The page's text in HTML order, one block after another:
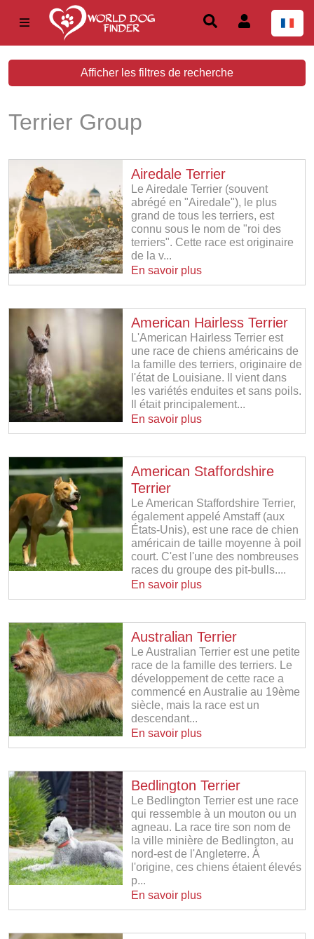
Afficher les filtres de recherche
Terrier Group
Airedale Terrier
Le Airedale Terrier (souvent
abrégé en "Airedale"), le plus
grand de tous les terriers, est
connu sous le nom de "roi des
terriers". Cette race est originaire
de la v...
En savoir plus
American Hairless Terrier
L'American Hairless Terrier est
une race de chiens américains de
la famille des terriers, originaire de
l'état de Louisiane. Il vient dans
les variétés enduites et sans poils.
Il était principalement...
En savoir plus
American Staffordshire
Terrier
Le American Staffordshire Terrier,
également appelé Amstaff (aux
États-Unis), est une race de chien
américain de taille moyenne à poil
court. C'est l'une des nombreuses
races du groupe des pit-bulls....
En savoir plus
Australian Terrier
Le Australian Terrier est une petite
race de la famille des terriers. Le
développement de cette race a
commencé en Australie au 19ème
siècle, mais la race est un
descendant...
En savoir plus
Bedlington Terrier
Le Bedlington Terrier est une race
qui ressemble à un mouton ou un
agneau. La race tire son nom de
la ville minière de Bedlington, au
nord-est de l'Angleterre. À
l'origine, ces chiens étaient élevés
p...
En savoir plus